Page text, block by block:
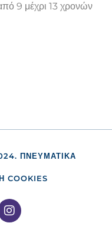
9 μέχρι 13 χρονών
ΠΝΕΥΜΑΤΙΚΑ
COOKIES